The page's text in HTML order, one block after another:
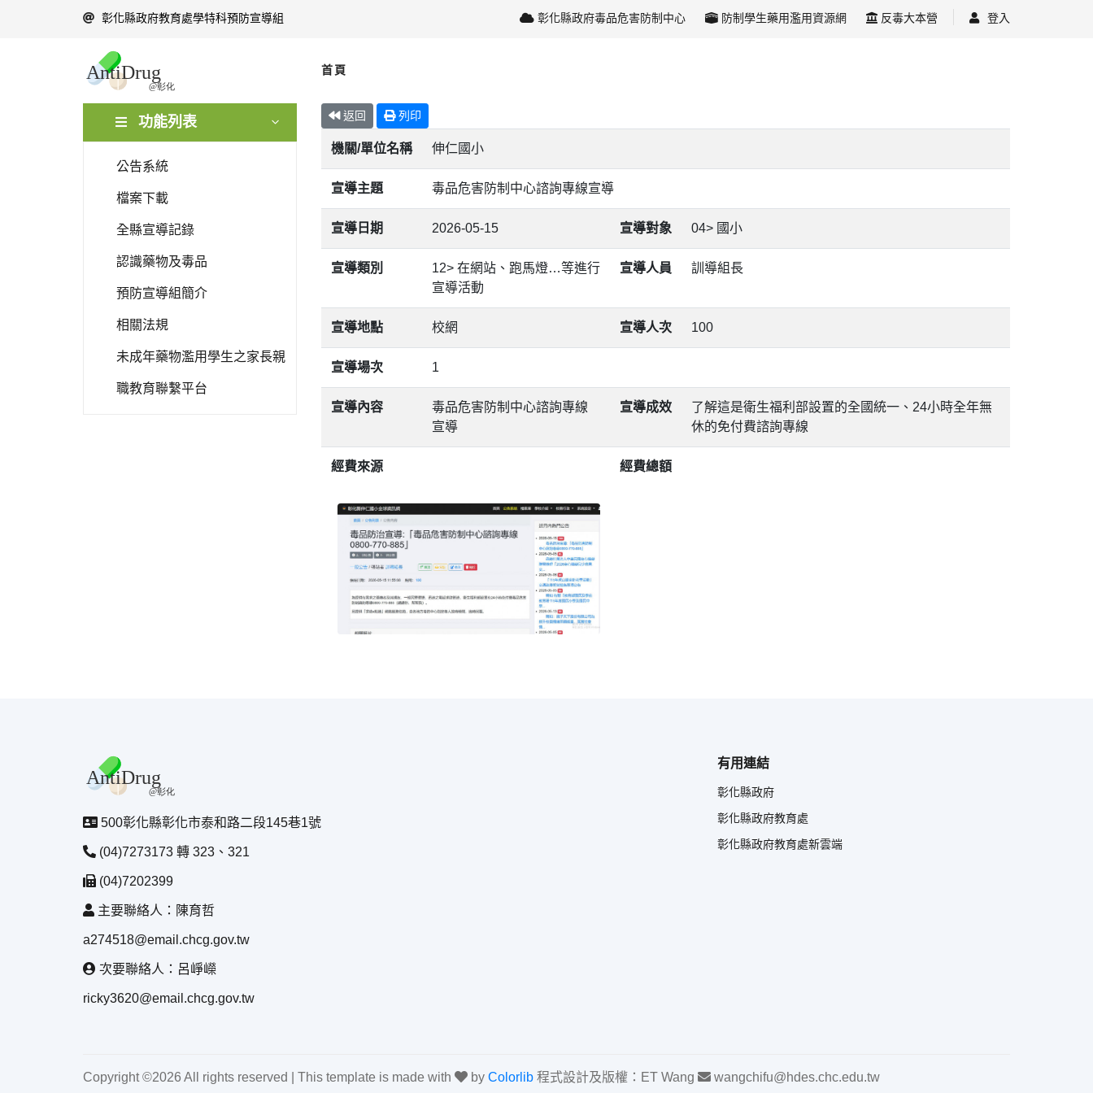
彰化縣政府教育處學特科預防宣導組 彰化縣政府毒品危害防制中心 防制學生藥用濫用資源網 反毒大本營 登入
首頁
功能列表
公告系統
檔案下載
全縣宣導記錄
認識藥物及毒品
預防宣導組簡介
相關法規
未成年藥物濫用學生之家長親
職教育聯繫平台
返回 列印
機關/單位名稱 伸仁國小
宣導主題 毒品危害防制中心諮詢專線宣導
宣導日期 2026-05-15 宣導對象 04> 國小
宣導類別
12> 在網站、跑馬燈…等進行
宣導活動
宣導人員 訓導組長
宣導地點 校網 宣導人次 100
宣導場次 1
宣導內容
毒品危害防制中心諮詢專線
宣導
宣導成效
了解這是衛生福利部設置的全國統一、24小時全年無
休的免付費諮詢專線
經費來源 經費總額
500彰化縣彰化市泰和路二段145巷1號
(04)7273173 轉 323、321
(04)7202399
主要聯絡人：陳育哲
a274518@email.chcg.gov.tw
次要聯絡人：呂崢嶸
ricky3620@email.chcg.gov.tw
有用連結
彰化縣政府
彰化縣政府教育處
彰化縣政府教育處新雲端
Copyright ©2026 All rights reserved | This template is made with by Colorlib 程式設計及版權：ET Wang wangchifu@hdes.chc.edu.tw